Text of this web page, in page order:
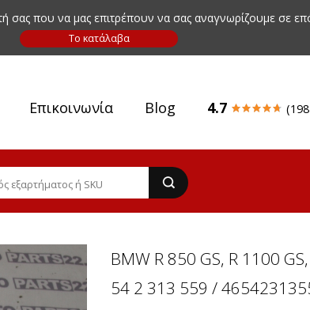
σας που να μας επιτρέπουν να σας αναγνωρίζουμε σε
Επικοινωνία Blog 4.7
BMW R 850 GS, R 1100
54 2 313 559 /